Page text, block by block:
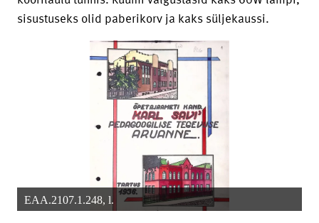
sisustuseks olid paberikorv ja kaks süljekaussi.
EAA.2107.1.248, l.